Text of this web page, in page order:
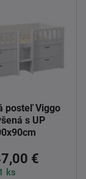
posteľ Viggo
s UP
€
ks